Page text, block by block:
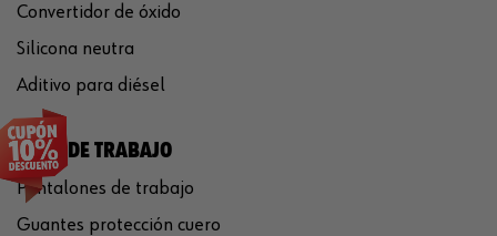
Convertidor de óxido
Silicona neutra
Aditivo para diésel
ROPA DE TRABAJO
Pantalones de trabajo
Guantes protección cuero